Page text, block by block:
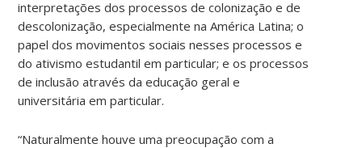
interpretações dos processos de colonização e de
descolonização, especialmente na América Latina; o
papel dos movimentos sociais nesses processos e
do ativismo estudantil em particular; e os processos
de inclusão através da educação geral e
universitária em particular.
“Naturalmente houve uma preocupação com a